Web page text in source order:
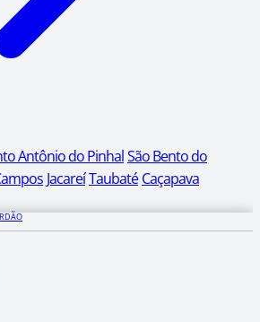
Antônio do PinhalSão Bento do
JacareíTaubaté Caçapava